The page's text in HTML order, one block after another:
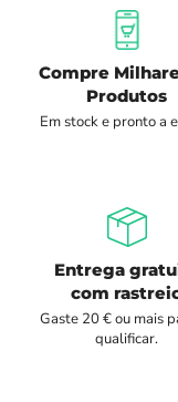
Compre
Produtos
Em stock e pronto a
Entrega
com
Gaste 20 € ou mais
qualificar.